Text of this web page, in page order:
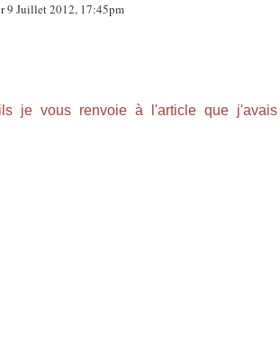
9 Juillet 2012, 17:45pm
je vous renvoie à l'article que